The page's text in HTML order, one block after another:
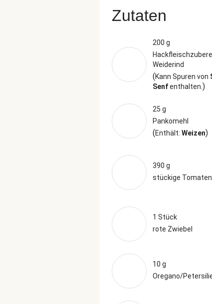
Zutaten
200 g
Weiderind
(Kann Spuren von
Senfenthalten. )
25 g
Pankomehl
(Enthält: Weizen)
390 g
stückige Tomaten
1 Stück
rote Zwiebel
10 g
Oregano/